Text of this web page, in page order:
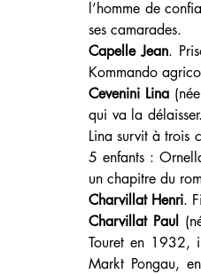
l’homme de
ses camarades.
Capelle Jean.
Kommando
Cevenini Lina (née
qui va la
Lina survit à trois
5 enfants :
un chapitre du
Charvillat Henri.
Charvillat Paul
Touret en 1932,
Markt Pongau,